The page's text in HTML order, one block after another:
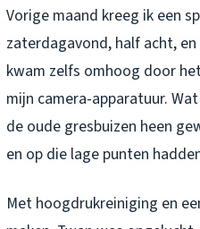
Vorige maand kreeg ik een
zaterdagavond, half acht,
kwam zelfs omhoog door
mijn camera-apparatuur.
de oude gresbuizen heen
en op die lage punten
Met hoogdrukreiniging en